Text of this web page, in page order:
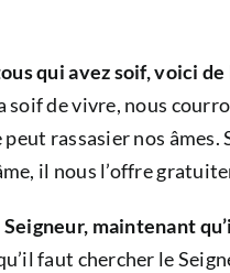
qui avez soif, voici
soif de vivre, nous
rassasier nos
il nous l’offre
maintenant
faut chercher le